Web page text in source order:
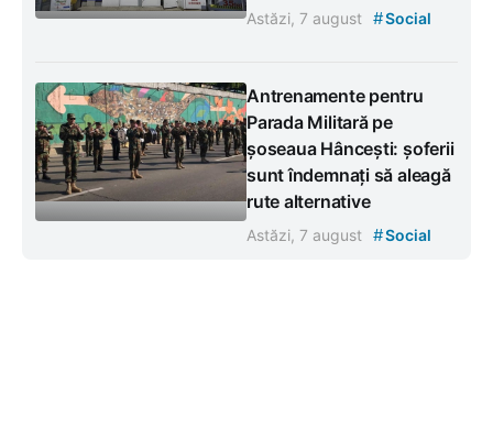
Astăzi, 7 august #Social
Antrenamente pentru
Parada Militară pe
șoseaua Hâncești: șoferii
sunt îndemnați să aleagă
rute alternative
Astăzi, 7 august #Social